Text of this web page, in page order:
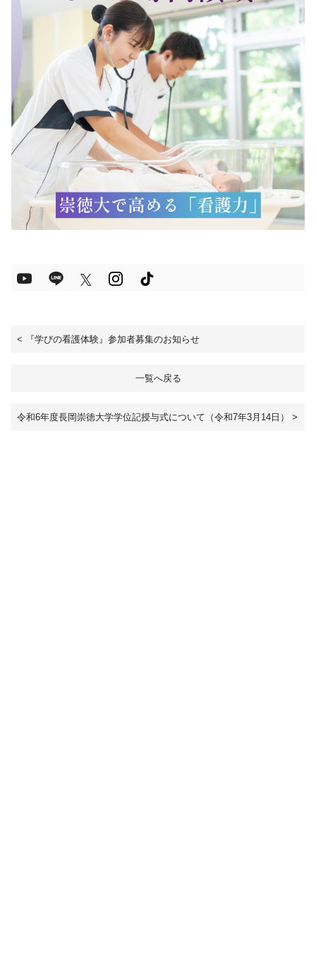
< 『学びの看護体験』参加者募集のお知らせ
一覧へ戻る
令和6年度長岡崇徳大学学位記授与式について（令和7年3月14日） >